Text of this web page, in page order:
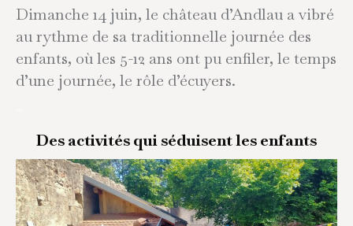
Dimanche 14 juin, le château d’Andlau a vibré
au rythme de sa traditionnelle journée des
enfants, où les 5-12 ans ont pu enfiler, le temps
d’une journée, le rôle d’écuyers.
Des activités qui séduisent les enfants